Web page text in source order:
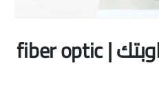
كابل 8 كور فايبر اوبتك | fiber optic